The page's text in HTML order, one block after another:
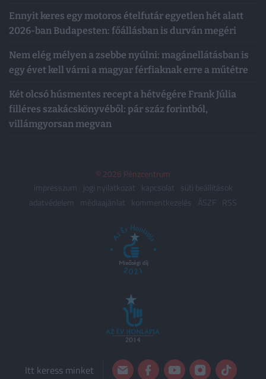
Ennyit keres egy motoros ételfutár egyetlen hét alatt
2026-ban Budapesten: főállásban is durván megéri
Nem elég mélyen a zsebbe nyúlni: magánellátásban is
egy évet kell várni a magyar férfiaknak erre a műtétre
Két olcsó húsmentes recept a hétvégére Frank Júlia
filléres szakácskönyvéből: pár száz forintból,
villámgyorsan megvan
© 2026 Pénzcentrum
impresszum
jogi nyilatkozat kapcsolat
süti beállítások
adatvédelem
médiaajánlat kommentkezelés ÁSZF RSS
Itt keress minket